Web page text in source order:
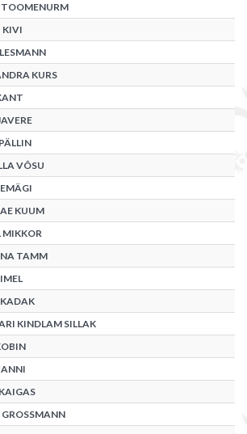
KIVI
KURS
VÕSU
KUUM
MIKKOR
TAMM
KINDLAM SILLAK
GROSSMANN